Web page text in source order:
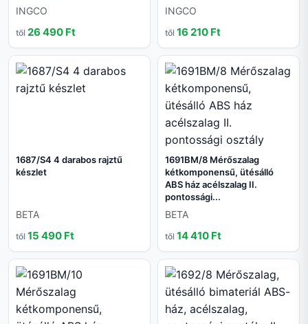
INGCO
től 26 490 Ft
INGCO
től 16 210 Ft
1687/S4 4 darabos rajztű
készlet
BETA
től 15 490 Ft
1691BM/8 Mérőszalag
kétkomponensű, ütésálló
ABS ház acélszalag II.
pontossági...
BETA
től 14 410 Ft